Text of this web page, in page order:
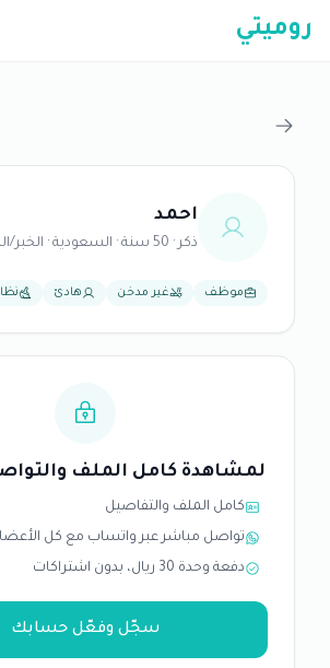
روميتي
احمد
ذكر · 50 سنة · السعودية · الخبر/الدمام
موظف غير مدخن هادئ
لمشاهدة كامل الملف
كامل الملف والتفاصيل
تواصل مباشر عبر واتساب مع كل
دفعة وحدة 30 ريال، بدون اشتراكات
سجّل وفعّل حسابك